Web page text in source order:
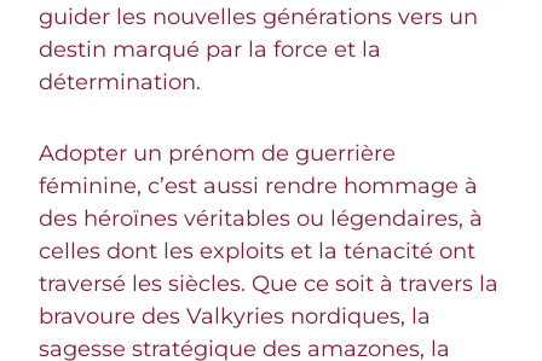
guider les nouvelles générations vers un
destin marqué par la force et la
détermination.
Adopter un prénom de guerrière
féminine, c’est aussi rendre hommage à
des héroïnes véritables ou légendaires, à
celles dont les exploits et la ténacité ont
traversé les siècles. Que ce soit à travers la
bravoure des Valkyries nordiques, la
sagesse stratégique des amazones, la